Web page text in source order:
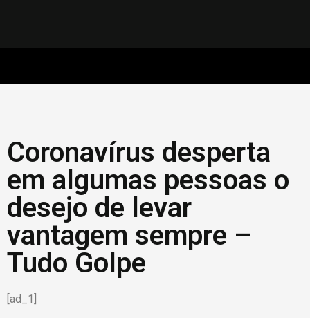
Coronavírus desperta
em algumas pessoas o
desejo de levar
vantagem sempre –
Tudo Golpe
[ad_1]